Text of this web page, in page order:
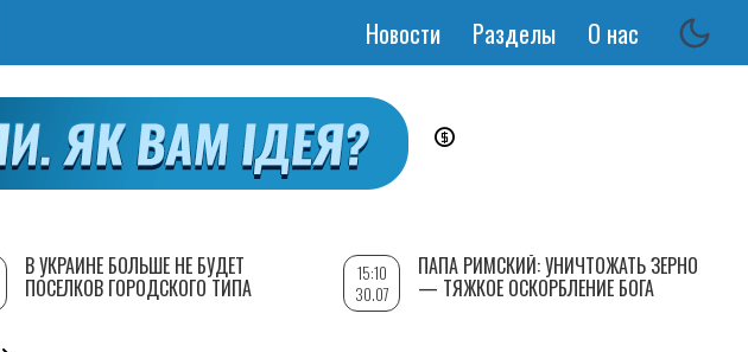
Основная
Новости Разделы О нас
В УКРАИНЕ БОЛЬШЕ НЕ БУДЕТ
ПОСЕЛКОВ ГОРОДСКОГО ТИПА
15:10
30.07
ПАПА РИМСКИЙ: УНИЧТОЖАТЬ ЗЕРНО
— ТЯЖКОЕ ОСКОРБЛЕНИЕ БОГА